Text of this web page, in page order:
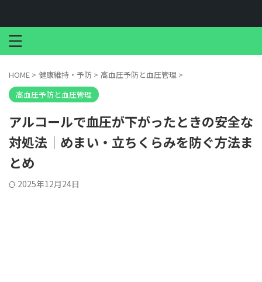
HOME > 健康維持・予防 > 高血圧予防と血圧管理 >
高血圧予防と血圧管理
アルコールで血圧が下がったときの安全な
対処法｜めまい・立ちくらみを防ぐ方法ま
とめ
2025年12月24日